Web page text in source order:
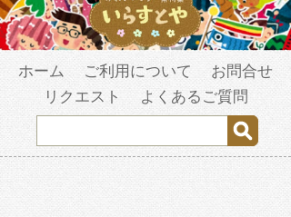
ホーム ご利用について
お問合せ
リクエスト
よくあるご質問